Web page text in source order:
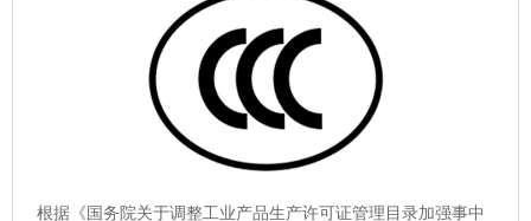
根据《国务院关于调整工业产品生产许可证管理目录加强事中